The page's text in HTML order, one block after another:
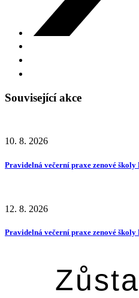
Související akce
10. 8. 2026
Pravidelná večerní praxe zenové školy
12. 8. 2026
Pravidelná večerní praxe zenové školy